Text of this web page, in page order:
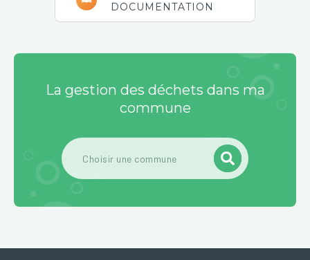
DOCUMENTATION
La gestion des déchets dans ma
commune